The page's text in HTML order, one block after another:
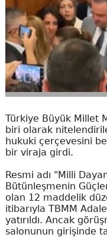
Türkiye Büyük Millet
biri olarak
hukuki çerçevesini
bir viraja girdi.
Resmi adı "Milli
Bütünleşmenin
olan 12 maddelik
itibarıyla TBMM
yatırıldı. Ancak
salonunun girişinde